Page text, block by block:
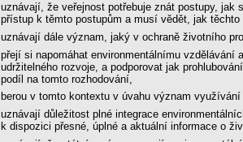
uznávají, že veřejnost potřebuje znát postupy,
přístup k těmto postupům a musí vědět, jak
uznávají dále význam, jaký v ochraně životního
přejí si napomáhat environmentálnímu
udržitelného rozvoje, a podporovat jak
podíl na tomto rozhodování,
berou v tomto kontextu v úvahu význam
uznávají důležitost plné integrace
k dispozici přesné, úplné a aktuální informace o